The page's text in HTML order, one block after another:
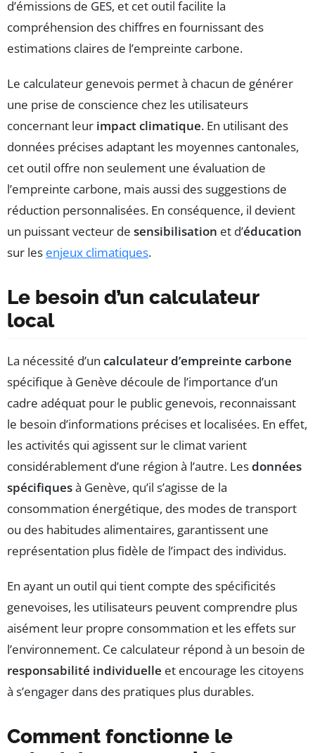
d’émissions de GES, et cet outil facilite la
compréhension des chiffres en fournissant des
estimations claires de l’empreinte carbone.
Le calculateur genevois permet à chacun de générer
une prise de conscience chez les utilisateurs
concernant leur impact climatique. En utilisant des
données précises adaptant les moyennes cantonales,
cet outil offre non seulement une évaluation de
l’empreinte carbone, mais aussi des suggestions de
réduction personnalisées. En conséquence, il devient
un puissant vecteur de sensibilisation et d’éducation
sur les enjeux climatiques.
Le besoin d’un calculateur
local
La nécessité d’un calculateur d’empreinte carbone
spécifique à Genève découle de l’importance d’un
cadre adéquat pour le public genevois, reconnaissant
le besoin d’informations précises et localisées. En effet,
les activités qui agissent sur le climat varient
considérablement d’une région à l’autre. Lesdonnées
spécifiquesà Genève, qu’il s’agisse de la
consommation énergétique, des modes de transport
ou des habitudes alimentaires, garantissent une
représentation plus fidèle de l’impact des individus.
En ayant un outil qui tient compte des spécificités
genevoises, les utilisateurs peuvent comprendre plus
aisément leur propre consommation et les effets sur
l’environnement. Ce calculateur répond à un besoin de
responsabilité individuelle et encourage les citoyens
à s’engager dans des pratiques plus durables.
Comment fonctionne le